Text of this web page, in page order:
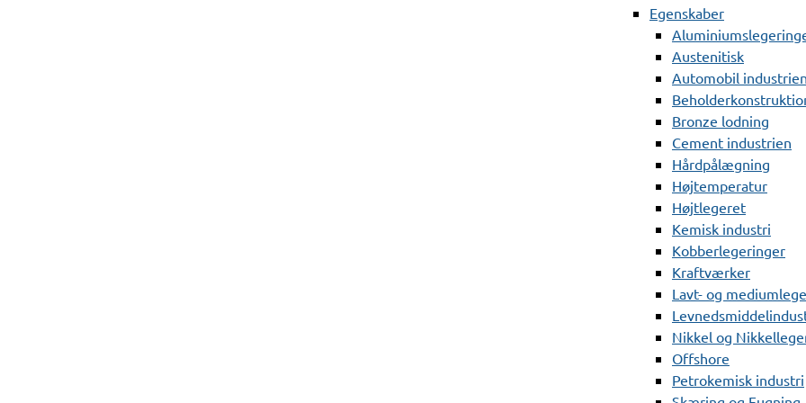
Egenskaber
Austenitisk
Automobil industrien
Bronze lodning
Cement industrien
Hårdpålægning
Højtemperatur
Højtlegeret
Kemisk industri
Kobberlegeringer
Kraftværker
Lavt- og
Nikkel og
Offshore
Petrokemisk industri